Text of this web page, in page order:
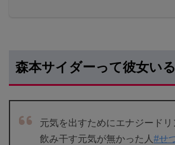
森本サイダーって彼女い
元気を出すためにエナジード
飲み干す元気が無かった人 #せ